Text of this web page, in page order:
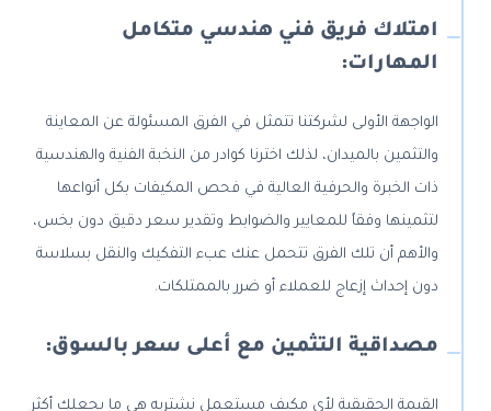
امتلاك فريق فني هندسي متكامل
المهارات:
الواجهة الأولى لشركتنا تتمثل في الفرق المسئولة عن المعاينة
والتثمين بالميدان، لذلك اخترنا كوادر من النخبة الفنية والهندسية
ذات الخبرة والحرفية العالية في فحص المكيفات بكل أنواعها
لتثمينها وفقاً للمعايير والضوابط وتقدير سعر دقيق دون بخس،
والأهم أن تلك الفرق تتحمل عنك عبء التفكيك والنقل بسلاسة
دون إحداث إزعاج للعملاء أو ضرر بالممتلكات.
مصداقية التثمين مع أعلى سعر بالسوق:
القيمة الحقيقية لأي مكيف مستعمل نشتريه هي ما يجعلك أكثر